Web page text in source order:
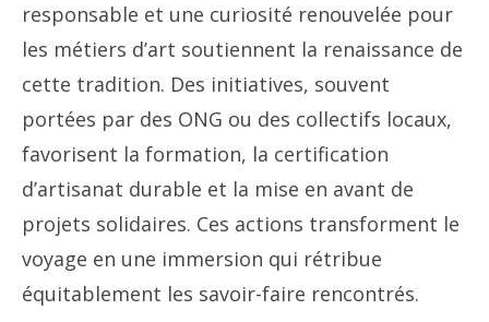
responsable et une curiosité renouvelée pour
les métiers d’art soutiennent la renaissance de
cette tradition. Des initiatives, souvent
portées par des ONG ou des collectifs locaux,
favorisent la formation, la certification
d’artisanat durable et la mise en avant de
projets solidaires. Ces actions transforment le
voyage en une immersion qui rétribue
équitablement les savoir-faire rencontrés.